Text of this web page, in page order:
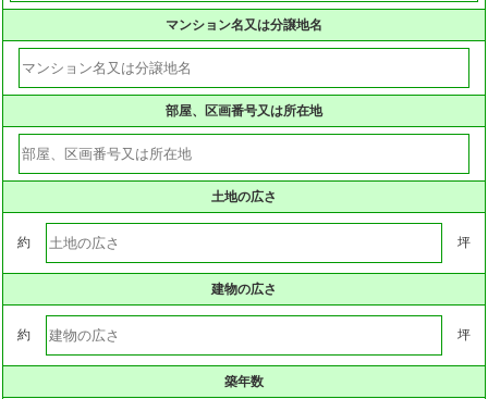
マンション名又は分譲地名
部屋、区画番号又は所在地
土地の広さ
約 坪
建物の広さ
約 坪
築年数